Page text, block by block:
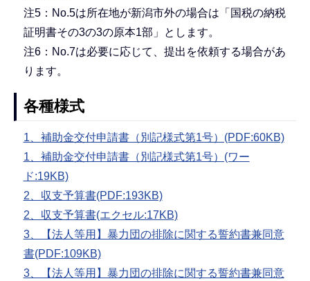
注5：No.5は所在地が新潟市外の場合は「国税の納税
証明書その3の3の原本1部」とします。
注6：No.7は必要に応じて、提出を依頼する場合があ
ります。
各種様式
1、補助金交付申請書（別記様式第1号）(PDF:60KB)
1、補助金交付申請書（別記様式第1号）(ワー
ド:19KB)
2、収支予算書(PDF:193KB)
2、収支予算書(エクセル:17KB)
3、【法人等用】暴力団の排除に関する誓約書兼同意
書(PDF:109KB)
3、【法人等用】暴力団の排除に関する誓約書兼同意